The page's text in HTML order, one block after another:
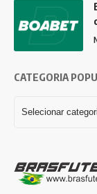
CATEGORIA